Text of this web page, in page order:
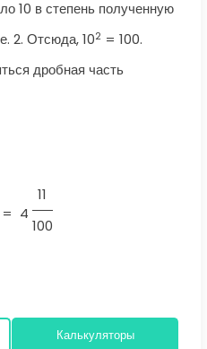
10 в степень полученную
2. Отсюда, 102= 100.
дробная часть
= 4
11
100
Калькуляторы